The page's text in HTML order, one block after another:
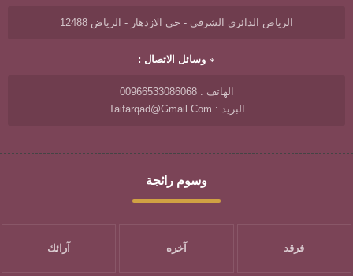
الرياض الدائري الشرقي - حي الازدهار - الرياض 12488
وسائل الاتصال :
الهاتف : 00966533086068
البريد : Taifarqad@gmail.com
وسوم رائجة
فرقد آخره آرائك